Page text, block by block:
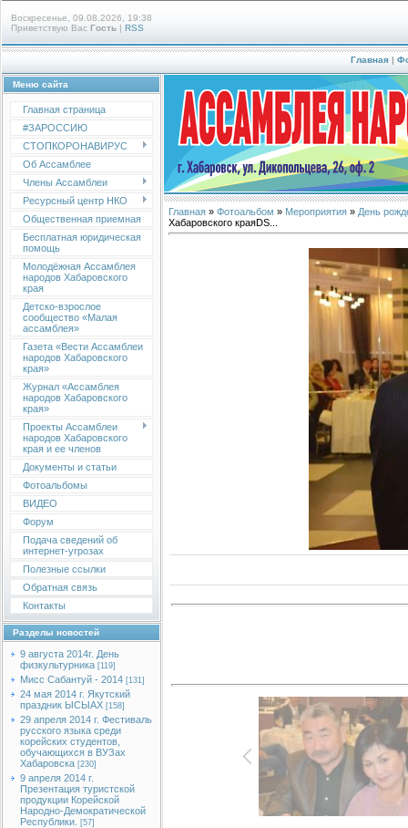
Воскресенье, 09.08.2026, 19:38
Приветствую Вас Гость | RSS
Главная |
Меню сайта
Главная страница
#ЗАРОССИЮ
СТОПКОРОНАВИРУС
Об Ассамблее
Члены Ассамблеи
Ресурсный центр НКО
Общественная приемная
Бесплатная юридическая
помощь
Молодёжная Ассамблея
народов Хабаровского
края
Детско-взрослое
сообщество «Малая
ассамблея»
Газета «Вести Ассамблеи
народов Хабаровского
края»
Журнал «Ассамблея
народов Хабаровского
края»
Проекты Ассамблеи
народов Хабаровского
края и ее членов
Документы и статьи
Фотоальбомы
ВИДЕО
Форум
Подача сведений об
интернет-угрозах
Полезные ссылки
Обратная связь
Контакты
Разделы новостей
9 августа 2014г. День
физкультурника [119]
Мисс Сабантуй - 2014 [131]
24 мая 2014 г. Якутский
праздник ЫСЫАХ [158]
29 апреля 2014 г. Фестиваль
русского языка среди
корейских студентов,
обучающихся в ВУЗах
Хабаровска [230]
9 апреля 2014 г.
Презентация туристской
продукции Корейской
Народно-Демократической
Республики.
[57]
Главная » Фотоальбом » Мероприятия » День
Хабаровского краяDS...